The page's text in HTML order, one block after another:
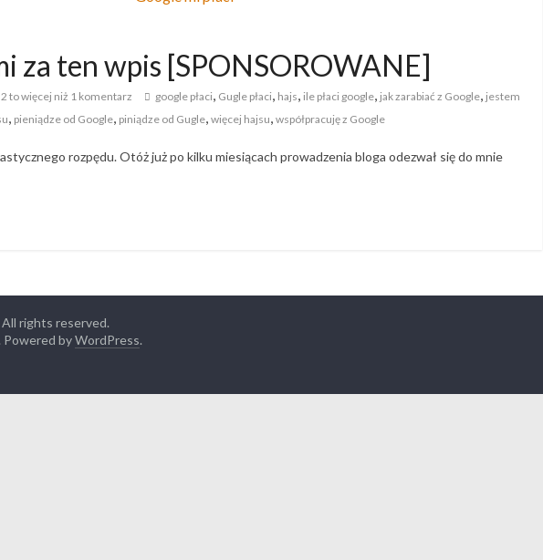
za ten wpis [SPONSOROWANE]
2 to więcej niż 1 komentarz google płaci, Gugle płaci, hajs, ile płaci google, jak zarabiać z Google, jestem
, pieniądze od Google, piniądze od Gugle, więcej hajsu, współpracuję z Google
rozpędu. Otóż już po kilku miesiącach prowadzenia bloga odezwał się do mnie
All rights reserved.
. Powered byWordPress.